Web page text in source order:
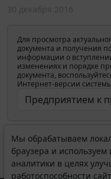
Для просмотра
документа и получения
информации о
изменениях и порядке
документа,
Интернет-версии
Мы обрабатываем
браузера и
аналитики в целях
работоспособности